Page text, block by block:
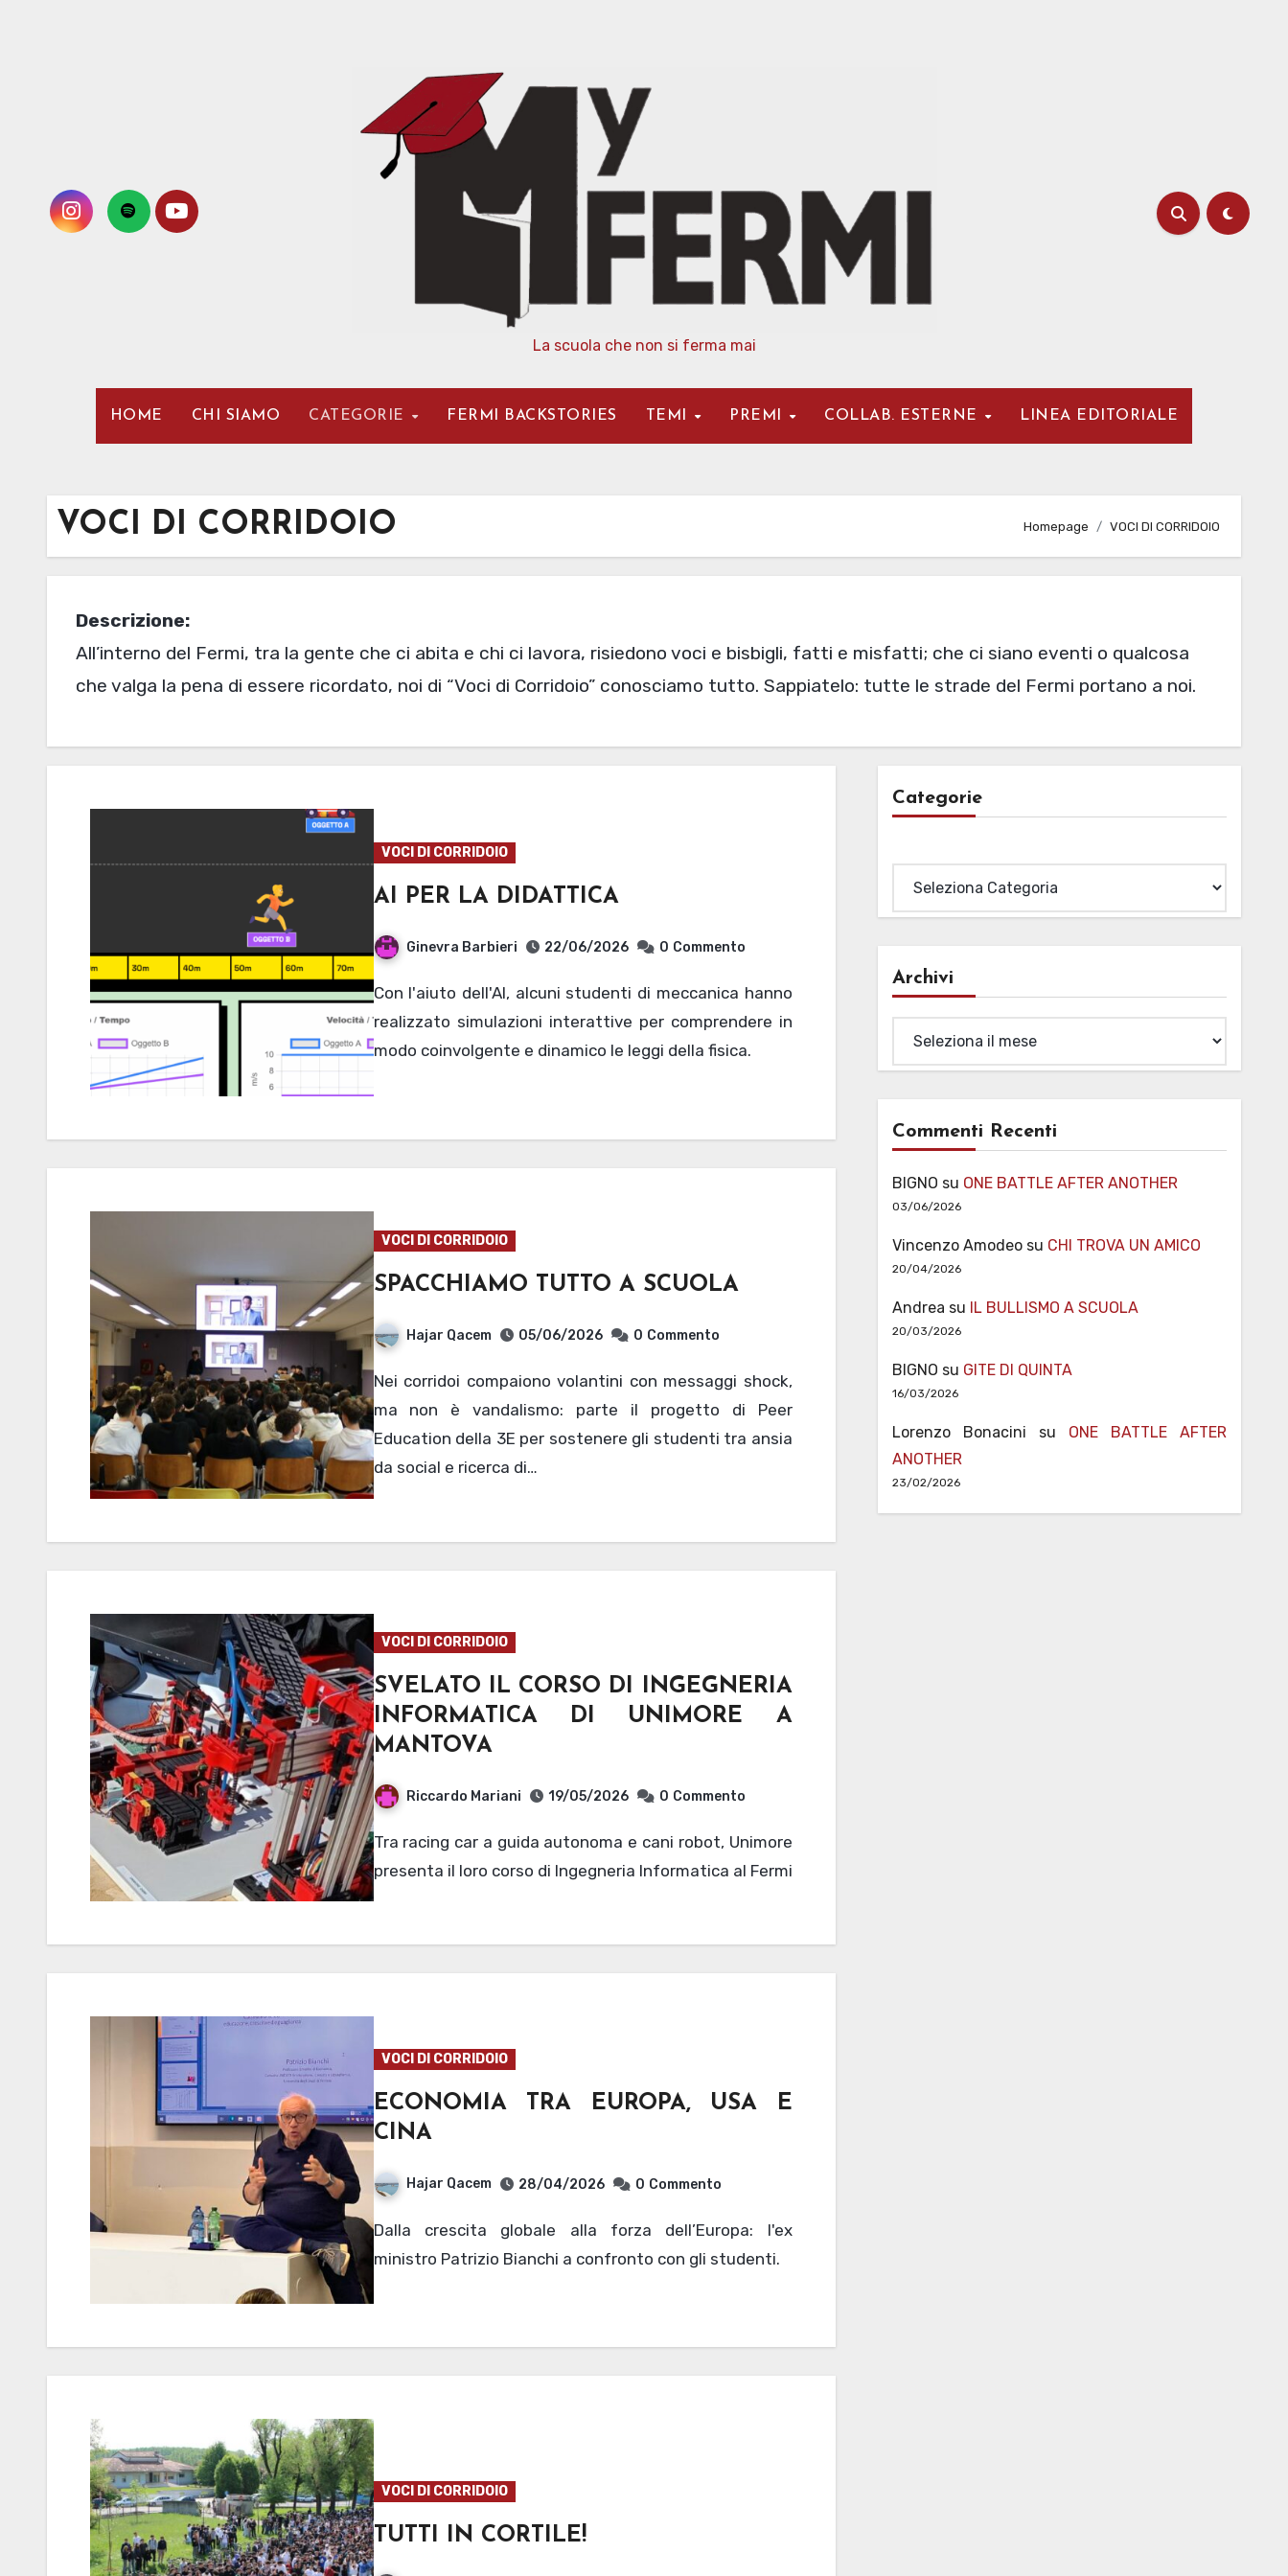
La scuola che non si ferma mai
HOME CHI SIAMO CATEGORIE FERMI BACKSTORIES TEMI PREMI COLLAB. ESTERNE LINEA EDITORIALE
VOCI DI CORRIDOIO Homepage VOCI DI CORRIDOIO
Descrizione:
All’interno del Fermi, tra la gente che ci abita e chi ci lavora, risiedono voci e bisbigli, fatti e misfatti; che ci siano eventi o qualcosa
che valga la pena di essere ricordato, noi di “Voci di Corridoio” conosciamo tutto. Sappiatelo: tutte le strade del Fermi portano a noi.
VOCI DI CORRIDOIO
AI PER LA DIDATTICA
Ginevra Barbieri 22/06/2026 0 Commento
Con l'aiuto dell'AI, alcuni studenti di meccanica hanno
realizzato simulazioni interattive per comprendere in
modo coinvolgente e dinamico le leggi della fisica.
VOCI DI CORRIDOIO
SPACCHIAMO TUTTO A SCUOLA
Hajar Qacem 05/06/2026 0 Commento
Nei corridoi compaiono volantini con messaggi shock,
ma non è vandalismo: parte il progetto di Peer
Education della 3E per sostenere gli studenti tra ansia
da social e ricerca di…
VOCI DI CORRIDOIO
SVELATO IL CORSO DI INGEGNERIA
INFORMATICA DI UNIMORE A
MANTOVA
Riccardo Mariani 19/05/2026 0 Commento
Tra racing car a guida autonoma e cani robot, Unimore
presenta il loro corso di Ingegneria Informatica al Fermi
VOCI DI CORRIDOIO
ECONOMIA TRA EUROPA, USA E
CINA
Hajar Qacem 28/04/2026 0 Commento
Dalla crescita globale alla forza dell’Europa: l'ex
ministro Patrizio Bianchi a confronto con gli studenti.
VOCI DI CORRIDOIO
TUTTI IN CORTILE!
Categorie
Archivi
Commenti Recenti
BIGNO su ONE BATTLE AFTER ANOTHER
03/06/2026
Vincenzo Amodeosu CHI TROVA UN AMICO
20/04/2026
Andrea su IL BULLISMO A SCUOLA
20/03/2026
BIGNO su GITE DI QUINTA
16/03/2026
Lorenzo Bonacini su ONE BATTLE AFTER
ANOTHER
23/02/2026